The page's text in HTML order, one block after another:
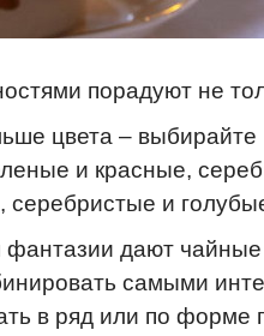
порадуют не
цвета – выбирайте
и красные,
серебристые и
фантазии дают
самыми
в ряд или по форме